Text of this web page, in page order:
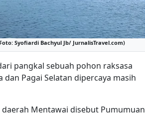
Syofiardi Bachyul Jb/ JurnalisTravel.com)
pangkal sebuah pohon raksasa
Pagai Selatan dipercaya masih
Mentawai disebut Pumumuan